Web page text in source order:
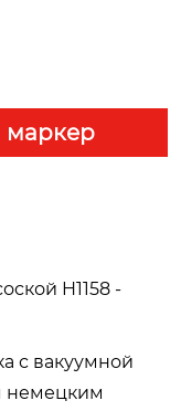
маркер
H1158 -
с вакуумной
немецким